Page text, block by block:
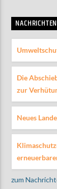
NACHRICHTEN
Die
zur
Neues
zum